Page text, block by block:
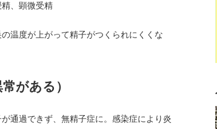
、顕微受精
温度が上がって精子がつくられにくくな
がある）
通過できず、無精子症に。感染症により炎